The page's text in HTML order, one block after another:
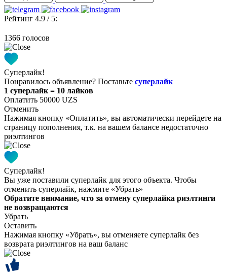
Рейтинг 4.9 / 5:
1366 голосов
Суперлайк!
Понравилось объявление? Поставьте суперлайк
1 суперлайк = 10 лайков
Оплатить 50000 UZS
Отменить
Нажимая кнопку «Оплатить», вы автоматически перейдете на
страницу пополнения, т.к. на вашем балансе недостаточно
риэлтингов
Суперлайк!
Вы уже поставили суперлайк для этого объекта. Чтобы
отменить суперлайк, нажмите «Убрать»
Обратите внимание, что за отмену суперлайка риэлтинги
не возвращаются
Убрать
Оставить
Нажимая кнопку «Убрать», вы отменяете суперлайк без
возврата риэлтингов на ваш баланс